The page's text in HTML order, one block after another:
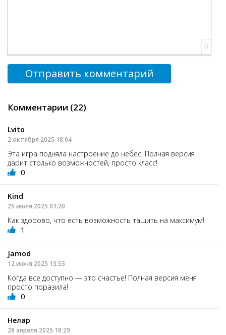
0
Отправить комментарий
Комментарии (22)
Lvito
2 октября 2025 18:04
Эта игра подняла настроение до небес! Полная версия
дарит столько возможностей, просто класс!
0
Kind
25 июля 2025 01:20
Как здорово, что есть возможность тащить на максимум!
1
Jamod
12 июня 2025 13:53
Когда все доступно — это счастье! Полная версия меня
просто поразила!
0
Нелар
28 апреля 2025 18:29